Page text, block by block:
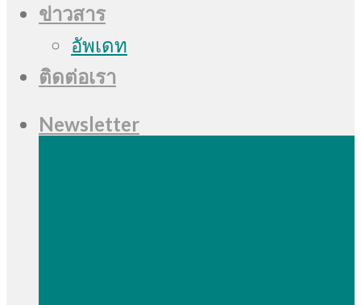
ข่าวสาร
อัพเดท
ติดต่อเรา
Newsletter